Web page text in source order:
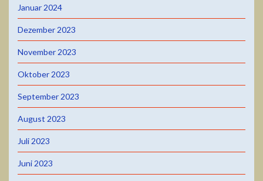
Januar 2024
Dezember 2023
November 2023
Oktober 2023
September 2023
August 2023
Juli 2023
Juni 2023